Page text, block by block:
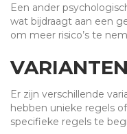
Een ander
wat bijdraagt aan een
om meer risico’s te
Er zijn verschillende
hebben unieke regels
specifieke regels te